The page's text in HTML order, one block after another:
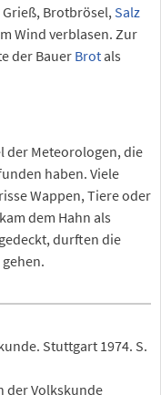
Brotbrösel, Salz
Wind verblasen. Zur
der Bauer Brot als
der Meteorologen, die
haben. Viele
Wappen, Tiere oder
dem Hahn als
durften die
Stuttgart 1974. S.
der Volkskunde